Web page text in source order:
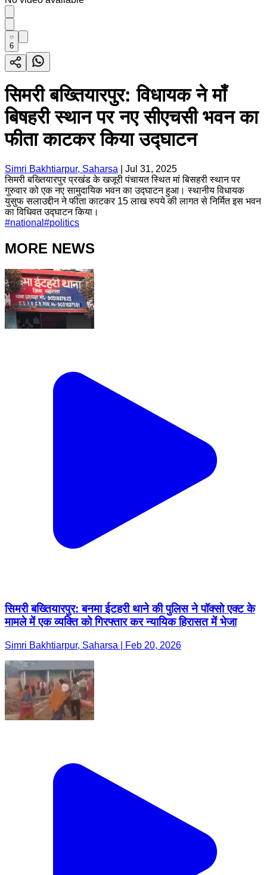
6
सिमरी बख्तियारपुर: विधायक ने माँ
बिषहरी स्थान पर नए सीएचसी भवन का
फीता काटकर किया उद्घाटन
Simri Bakhtiarpur, Saharsa
Jul 31, 2025
सिमरी बख्तियारपुर प्रखंड के खजूरी पंचायत स्थित मां बिसहरी स्थान पर
गुरुवार को एक नए सामुदायिक भवन का उद्घाटन हुआ। स्थानीय विधायक
युसुफ सलाउद्दीन ने फीता काटकर 15 लाख रुपये की लागत से निर्मित इस भवन
का विधिवत उद्घाटन किया।
#national #politics
MORE NEWS
सिमरी बख्तियारपुर: बनमा ईटहरी थाने की पुलिस ने पॉक्सो एक्ट के
मामले में एक व्यक्ति को गिरफ्तार कर न्यायिक हिरासत में भेजा
Simri Bakhtiarpur, Saharsa | Feb 20, 2026